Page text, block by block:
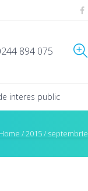
894 075
interes public
Home /2015/ septembrie